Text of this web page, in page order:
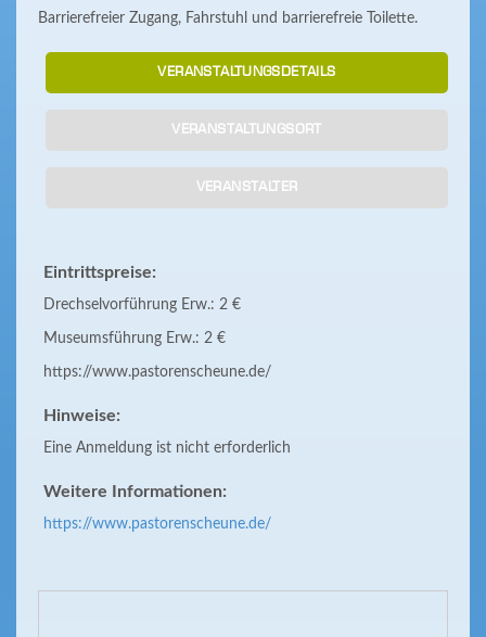
Barrierefreier Zugang, Fahrstuhl und barrierefreie Toilette.
VERANSTALTUNGSDETAILS
VERANSTALTUNGSORT
VERANSTALTER
Eintrittspreise:
Drechselvorführung Erw.: 2 €
Museumsführung Erw.: 2 €
https://www.pastorenscheune.de/
Hinweise:
Eine Anmeldung ist nicht erforderlich
Weitere Informationen:
https://www.pastorenscheune.de/